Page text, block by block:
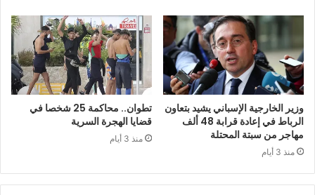
وزير الخارجية الإسباني يشيد بتعاون
الرباط في إعادة قرابة 48 ألف
مهاجر من سبتة المحتلة
منذ 3 أيام
تطوان.. محاكمة 25 شخصا في
قضايا الهجرة السرية
منذ 3 أيام